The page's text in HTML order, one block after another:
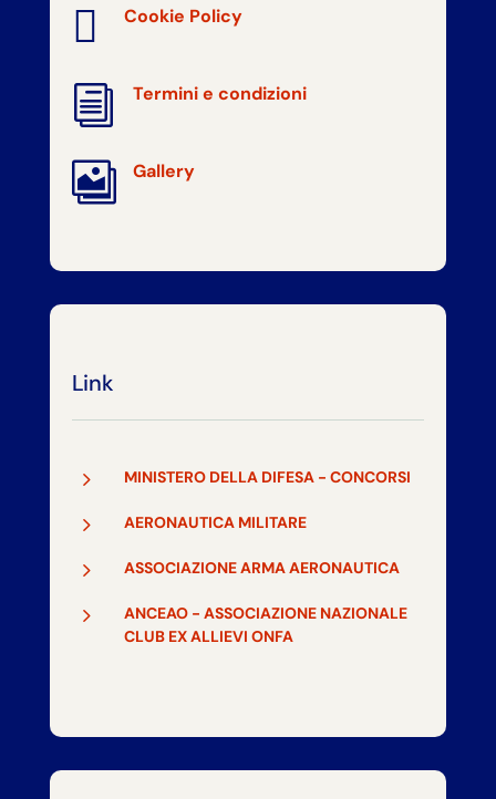
 Cookie Policy
i Termini e condizioni
 Gallery
Link
5 MINISTERO DELLA DIFESA - CONCORSI
5 AERONAUTICA MILITARE
5 ASSOCIAZIONE ARMA AERONAUTICA
5
ANCEAO - ASSOCIAZIONE NAZIONALE
CLUB EX ALLIEVI ONFA